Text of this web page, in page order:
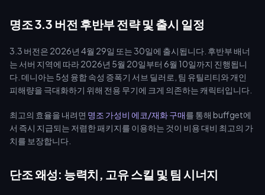
명조 3.3 버전 후반부 전략 및 출시 일정
3.3 버전은 2026년 4월 29일 또는 30일에 출시됩니다. 후반부 배너
는 서버 지역에 따라 2026년 5월 20일부터 6월 10일까지 진행됩니
다. 데니아는 5성 융합 속성 증폭기 서브 딜러로, 팀 유틸리티와 개인
피해량을 극대화하기 위해 전용 무기에 크게 의존하는 캐릭터입니다.
최고의 효율을 내려면 명조 가성비 에코/재화 구매를 통해 buffget에
서 즉시 지급되는 저렴한 패키지를 이용하는 것이 비용 대비 최고의 가
치를 보장합니다.
단조 왜성: 능력치, 고유 스킬 및 팀 시너지